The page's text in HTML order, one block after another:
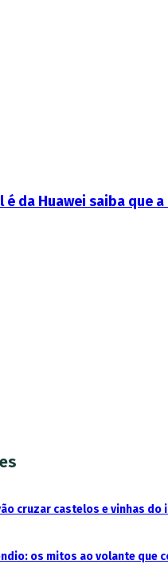
é da Huawei saiba que
cruzar castelos e vinhas
os mitos ao volante que